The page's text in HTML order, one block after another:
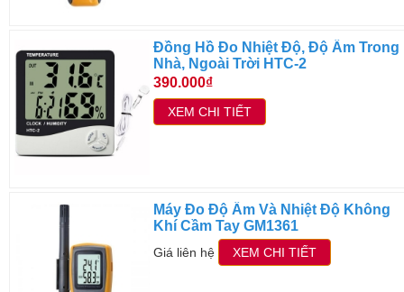
Đồng Hồ Đo Nhiệt Độ, Độ Ẩm Trong
Nhà, Ngoài Trời HTC-2
390.000₫
XEM CHI TIẾT
Máy Đo Độ Ẩm Và Nhiệt Độ Không
Khí Cầm Tay GM1361
Giá liên hệ XEM CHI TIẾT